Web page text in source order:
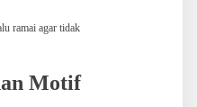
ramai agar tidak
Motif